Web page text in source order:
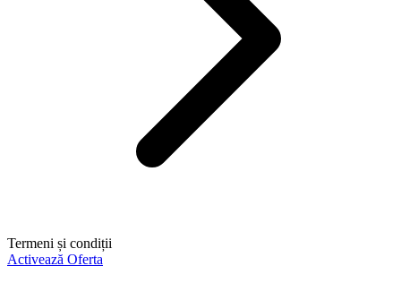
Termeni și condiții
Activează Oferta